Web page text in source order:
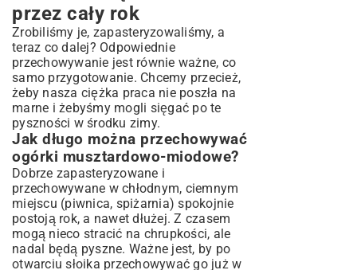
przez cały rok
Zrobiliśmy je, zapasteryzowaliśmy, a
teraz co dalej? Odpowiednie
przechowywanie jest równie ważne, co
samo przygotowanie. Chcemy przecież,
żeby nasza ciężka praca nie poszła na
marne i żebyśmy mogli sięgać po te
pyszności w środku zimy.
Jak długo można przechowywać
ogórki musztardowo-miodowe?
Dobrze zapasteryzowane i
przechowywane w chłodnym, ciemnym
miejscu (piwnica, spiżarnia) spokojnie
postoją rok, a nawet dłużej. Z czasem
mogą nieco stracić na chrupkości, ale
nadal będą pyszne. Ważne jest, by po
otwarciu słoika przechowywać go już w